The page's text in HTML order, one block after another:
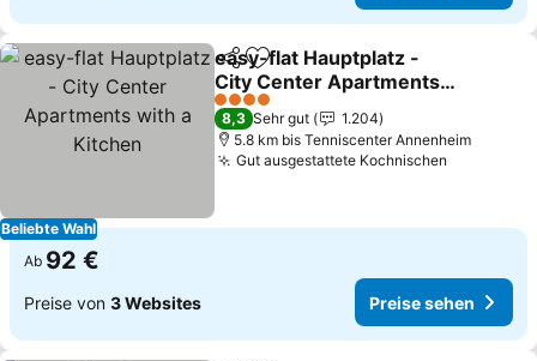
Beliebte Wahl
TeilenZu Favoriten hinzufügen
easy-flat Hauptplatz -
City Center Apartments
with a Kitchen
4 Sterne
8,3 Sehr gut
1.204
5.8 km bis Tenniscenter Annenheim
Gut ausgestattete Kochnischen
Ab 92 €
Preise von 3 Websites Preise sehen